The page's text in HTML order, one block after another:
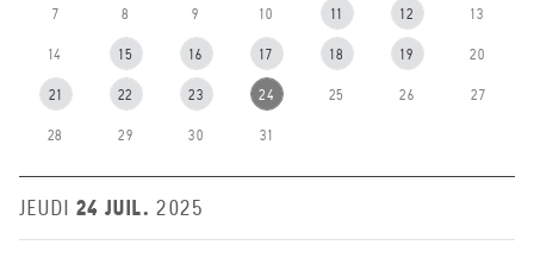
7 8 9 10 11 12 13
14 15 16 17 18 19 20
21 22 23 24 25 26 27
28 29 30 31
JEUDI 24 JUIL. 2025